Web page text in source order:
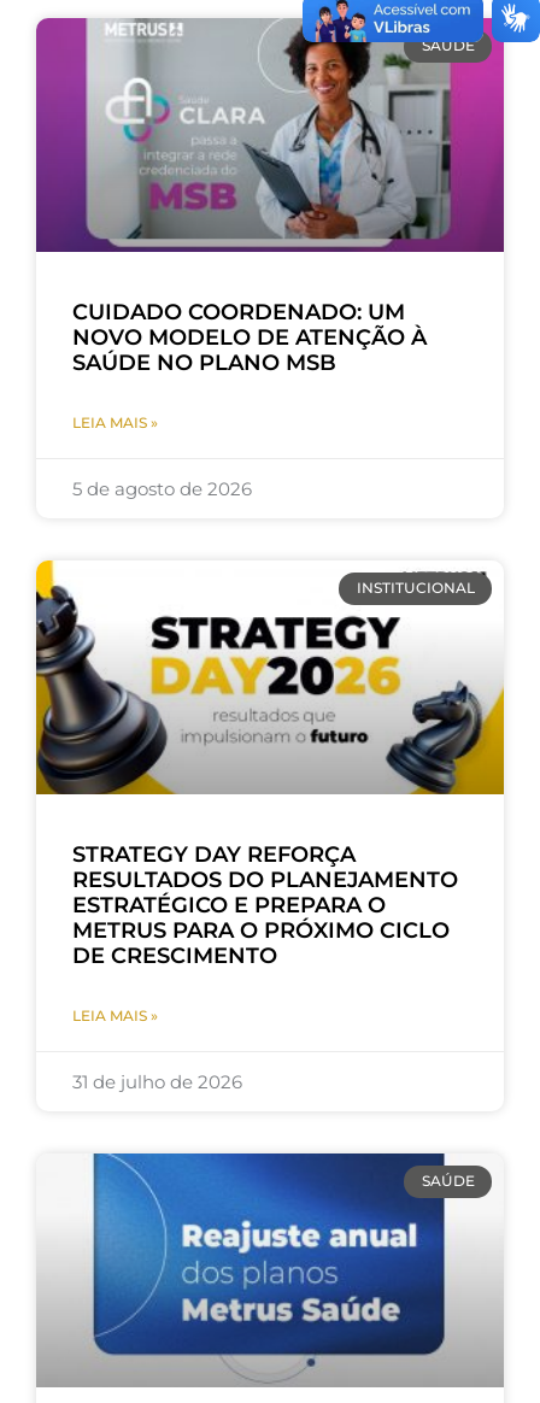
SAÚDE
CUIDADO COORDENADO: UM
NOVO MODELO DE ATENÇÃO À
SAÚDE NO PLANO MSB
LEIA MAIS »
5 de agosto de 2026
INSTITUCIONAL
STRATEGY DAY REFORÇA
RESULTADOS DO PLANEJAMENTO
ESTRATÉGICO E PREPARA O
METRUS PARA O PRÓXIMO CICLO
DE CRESCIMENTO
LEIA MAIS »
31 de julho de 2026
SAÚDE